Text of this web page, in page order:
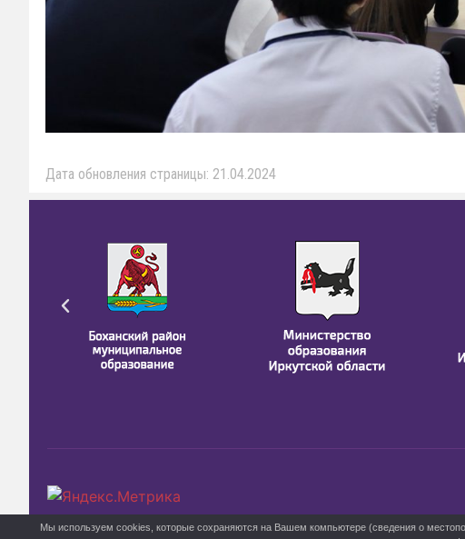
Дата обновления страницы: 21.04.2024
Мы используем cookies, которые сохраняются на Вашем компьютере (сведения о